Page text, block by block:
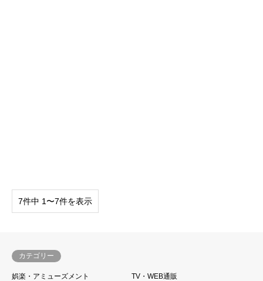
7件中 1〜7件を表示
カテゴリー
娯楽・アミューズメント
TV・WEB通販